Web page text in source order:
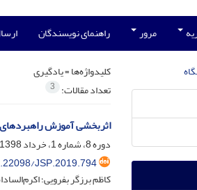
مرور راهنمای نویسندگان
کلیدواژه‌ها =یادگیری
تعداد مقالات: 3
اثربخشی آموزش
دوره 8، شماره 1، خرداد 1398، صفحه
JSP.2019.794
کاظم برزگر بفرویی؛